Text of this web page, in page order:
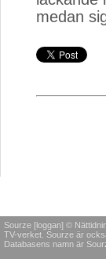
medan
Sourze [loggan] ©
TV-verket. Sourze är
Databasens namn är